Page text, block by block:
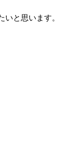
いと思います。